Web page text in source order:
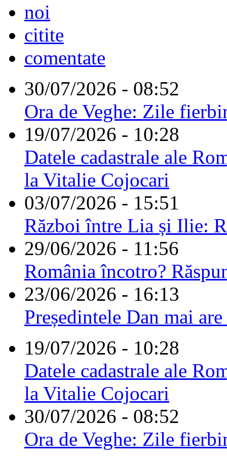
noi
citite
comentate
30/07/2026 - 08:52
Ora de Veghe: Zile
19/07/2026 - 10:28
Datele cadastrale ale
la Vitalie Cojocari
03/07/2026 - 15:51
Război între Lia și Ilie:
29/06/2026 - 11:56
România încotro?
23/06/2026 - 16:13
Președintele Dan mai
19/07/2026 - 10:28
Datele cadastrale ale
la Vitalie Cojocari
30/07/2026 - 08:52
Ora de Veghe: Zile